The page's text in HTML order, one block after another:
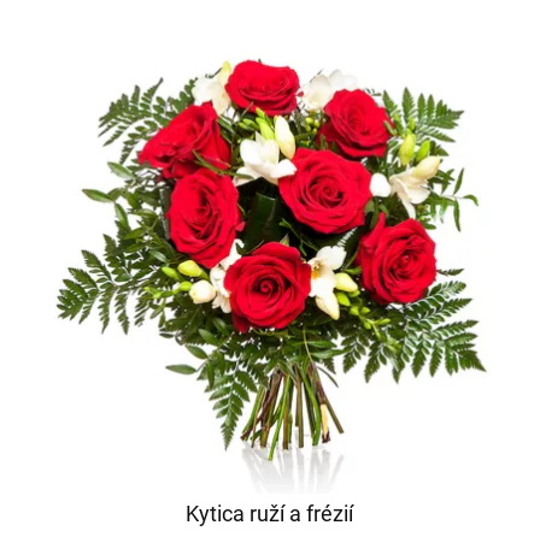
Kytica ruží a frézií